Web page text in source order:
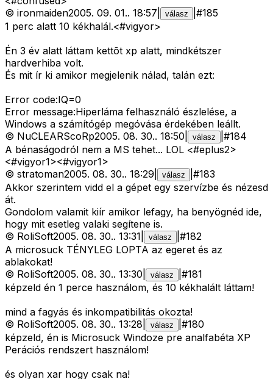
© ironmaiden2005. 09. 01.. 18:57 válasz #185
1 perc alatt 10 kékhalál.<#vigyor>
Én 3 év alatt láttam kettõt xp alatt, mindkétszer
hardverhiba volt.
És mit ír ki amikor megjelenik nálad, talán ezt:
Error code:IQ=0
Error message:Hiperláma felhasználó észlelése, a
Windows a számítógép megóvása érdekében leállt.
© NuCLEARScoRp2005. 08. 30.. 18:50 válasz #184
A bénaságodról nem a MS tehet... LOL <#eplus2>
<#vigyor1><#vigyor1>
© stratoman2005. 08. 30.. 18:29 válasz #183
Akkor szerintem vidd el a gépet egy szervízbe és nézesd
át.
Gondolom valamit kiír amikor lefagy, ha benyögnéd ide,
hogy mit esetleg valaki segítene is.
© RoliSoft2005. 08. 30.. 13:31 válasz #182
A microsuck TÉNYLEG LOPTA az egeret és az
ablakokat!
© RoliSoft2005. 08. 30.. 13:30 válasz #181
képzeld én 1 perce használom, és 10 kékhalált láttam!
mind a fagyás és inkompatibilitás okozta!
© RoliSoft2005. 08. 30.. 13:28 válasz #180
képzeld, én is Microsuck Windoze pre analfabéta XP
Perációs rendszert használom!
és olyan xar hogy csak na!